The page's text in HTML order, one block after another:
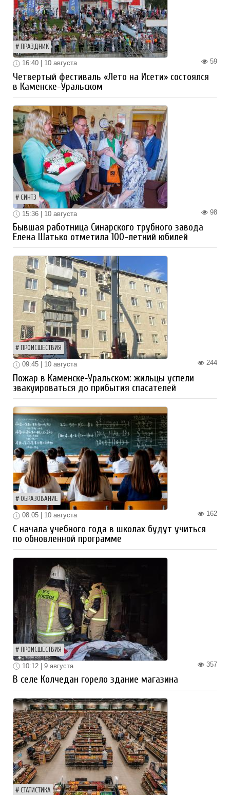
ПРАЗДНИК
59
16:40 | 10 августа
Четвертый фестиваль «Лето на Исети» состоялся
в Каменске-Уральском
СИНТЗ
98
15:36 | 10 августа
Бывшая работница Синарского трубного завода
Елена Шатько отметила 100-летний юбилей
ПРОИСШЕСТВИЯ
244
09:45 | 10 августа
Пожар в Каменске‑Уральском: жильцы успели
эвакуироваться до прибытия спасателей
ОБРАЗОВАНИЕ
162
08:05 | 10 августа
С начала учебного года в школах будут учиться
по обновленной программе
ПРОИСШЕСТВИЯ
357
10:12 | 9 августа
В селе Колчедан горело здание магазина
СТАТИСТИКА